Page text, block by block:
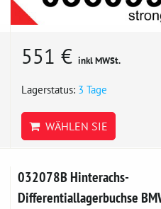
551 € inkl MWSt.
Lagerstatus: 3 Tage
WÄHLEN SIE
032078B Hinterachs-
Differentiallagerbuchse